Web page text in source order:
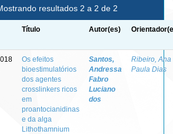
resultados 2 a 2 de 2
Título Autor(es)
Os efeitos
bioestimulatórios
dos agentes
crosslinkers ricos
em
proantocianidinas
e da alga
Lithothamnium
Santos,
Andressa
Fabro
Luciano
dos
Ribeiro, Ana
Paula Dias